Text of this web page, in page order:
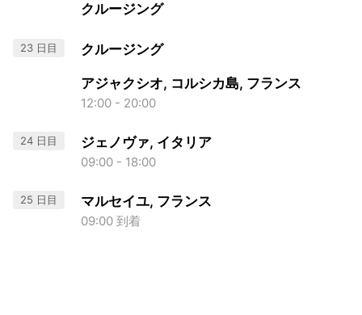
クルージング
23 日目 クルージング
アジャクシオ, コルシカ島, フランス
12:00 - 20:00
24 日目 ジェノヴァ, イタリア
09:00 - 18:00
25 日目 マルセイユ, フランス
09:00 到着